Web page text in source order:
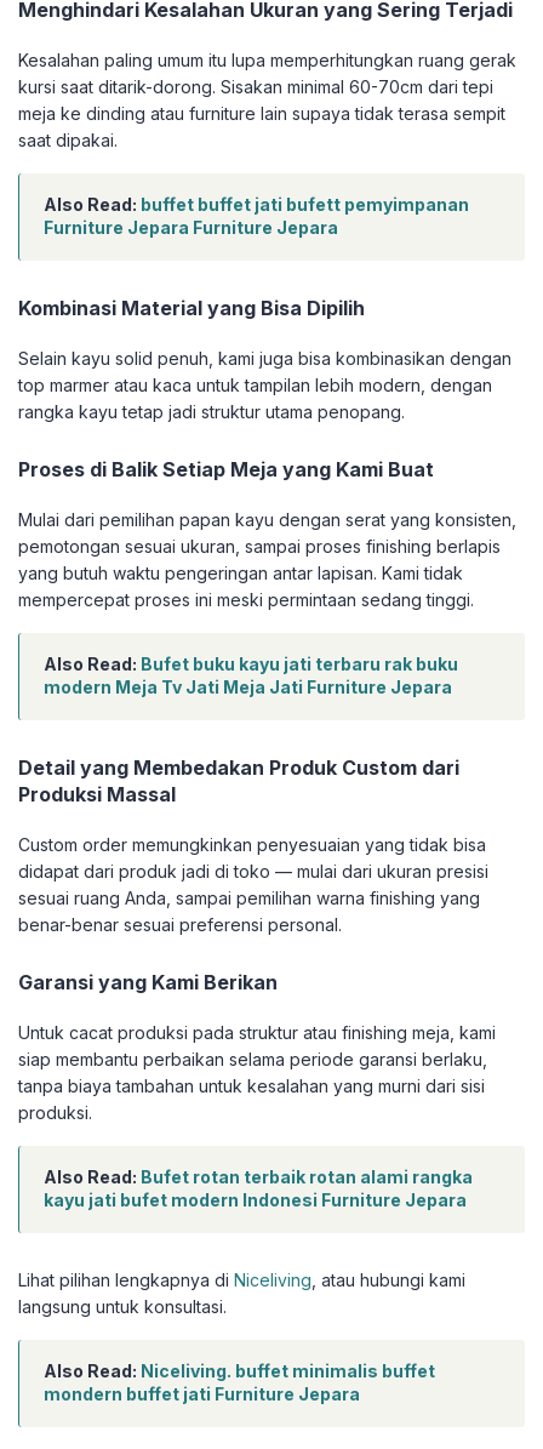
Menghindari Kesalahan Ukuran yang Sering Terjadi
Kesalahan paling umum itu lupa memperhitungkan ruang gerak
kursi saat ditarik-dorong. Sisakan minimal 60-70cm dari tepi
meja ke dinding atau furniture lain supaya tidak terasa sempit
saat dipakai.
Also Read: buffet buffet jati bufett pemyimpanan
Furniture Jepara Furniture Jepara
Kombinasi Material yang Bisa Dipilih
Selain kayu solid penuh, kami juga bisa kombinasikan dengan
top marmer atau kaca untuk tampilan lebih modern, dengan
rangka kayu tetap jadi struktur utama penopang.
Proses di Balik Setiap Meja yang Kami Buat
Mulai dari pemilihan papan kayu dengan serat yang konsisten,
pemotongan sesuai ukuran, sampai proses finishing berlapis
yang butuh waktu pengeringan antar lapisan. Kami tidak
mempercepat proses ini meski permintaan sedang tinggi.
Also Read: Bufet buku kayu jati terbaru rak buku
modern Meja Tv Jati Meja Jati Furniture Jepara
Detail yang Membedakan Produk Custom dari
Produksi Massal
Custom order memungkinkan penyesuaian yang tidak bisa
didapat dari produk jadi di toko — mulai dari ukuran presisi
sesuai ruang Anda, sampai pemilihan warna finishing yang
benar-benar sesuai preferensi personal.
Garansi yang Kami Berikan
Untuk cacat produksi pada struktur atau finishing meja, kami
siap membantu perbaikan selama periode garansi berlaku,
tanpa biaya tambahan untuk kesalahan yang murni dari sisi
produksi.
Also Read: Bufet rotan terbaik rotan alami rangka
kayu jati bufet modern Indonesi Furniture Jepara
Lihat pilihan lengkapnya di Niceliving , atau hubungi kami
langsung untuk konsultasi.
Also Read: Niceliving. buffet minimalis buffet
mondern buffet jati Furniture Jepara